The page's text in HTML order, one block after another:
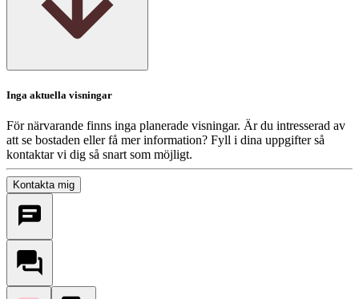
Inga aktuella visningar
För närvarande finns inga planerade visningar. Är du intresserad av
att se bostaden eller få mer information? Fyll i dina uppgifter så
kontaktar vi dig så snart som möjligt.
Kontakta mig